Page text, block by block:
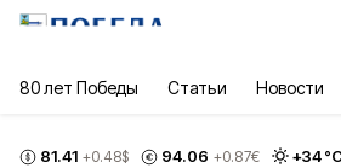
80 лет Победы Статьи Новости
81.41 +0.48$ 94.06 +0.87€ +34